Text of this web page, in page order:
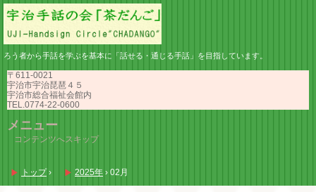
ろう者から手話を学ぶを基本に「話せる・通じる手話」を目指しています。
〒611-0021
宇治市宇治琵琶４５
宇治市総合福祉会館内
TEL.0774-22-0600
メニュー
コンテンツへスキップ
トップ › 2025年 › 02月